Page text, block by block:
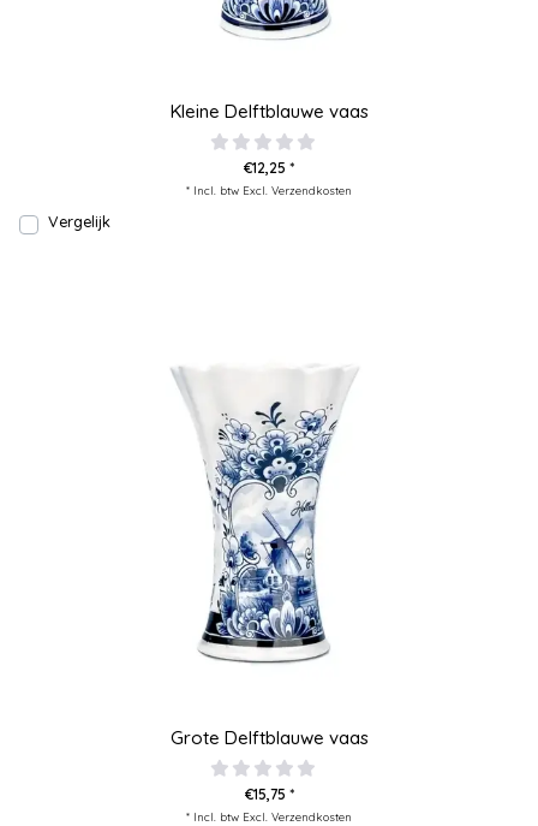
Kleine Delftblauwe vaas
€12,25 *
* Incl. btw Excl. Verzendkosten
Vergelijk
Grote Delftblauwe vaas
€15,75 *
* Incl. btw Excl. Verzendkosten